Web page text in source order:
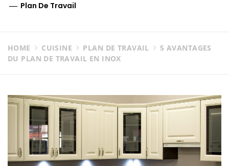
Plan De Travail
HOME CUISINE PLAN DE TRAVAIL
5 AVANTAGES
DU PLAN DE TRAVAIL EN INOX